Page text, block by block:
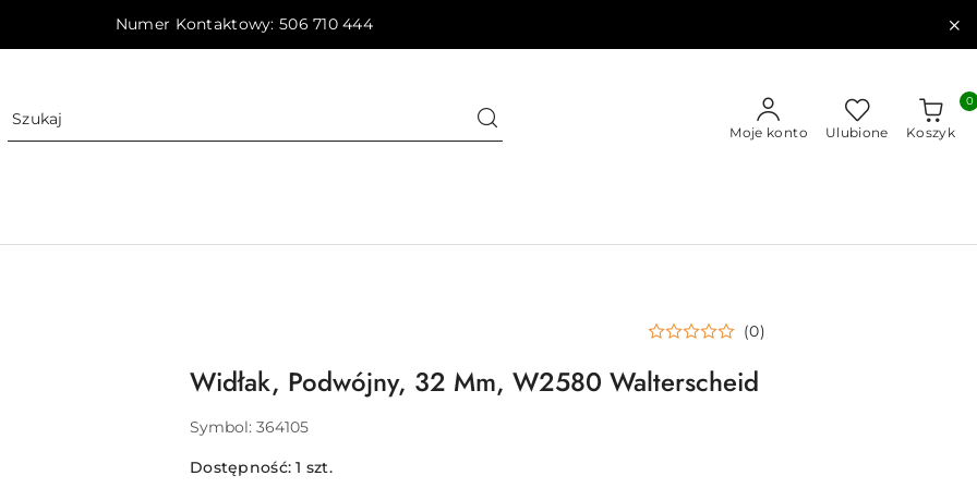
Numer Kontaktowy: 506 710 444
Moje konto Ulubione Koszyk
0
(0)
Widłak, Podwójny, 32 Mm, W2580 Walterscheid
Symbol: 364105
Dostępność:1 szt.